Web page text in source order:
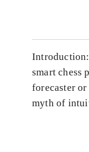
smart chess
forecaster
myth of